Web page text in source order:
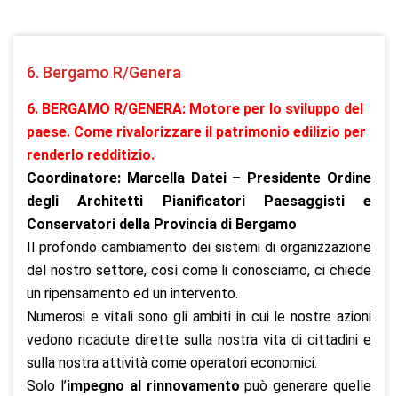
6. Bergamo R/Genera
6. BERGAMO R/GENERA: Motore per lo sviluppo del
paese. Come rivalorizzare il patrimonio edilizio per
renderlo redditizio.
Coordinatore: Marcella Datei – Presidente Ordine
degli Architetti Pianificatori Paesaggisti e
Conservatori della Provincia di Bergamo
Il profondo cambiamento dei sistemi di organizzazione
del nostro settore, così come li conosciamo, ci chiede
un ripensamento ed un intervento.
Numerosi e vitali sono gli ambiti in cui le nostre azioni
vedono ricadute dirette sulla nostra vita di cittadini e
sulla nostra attività come operatori economici.
Solo l’impegno al rinnovamento può generare quelle